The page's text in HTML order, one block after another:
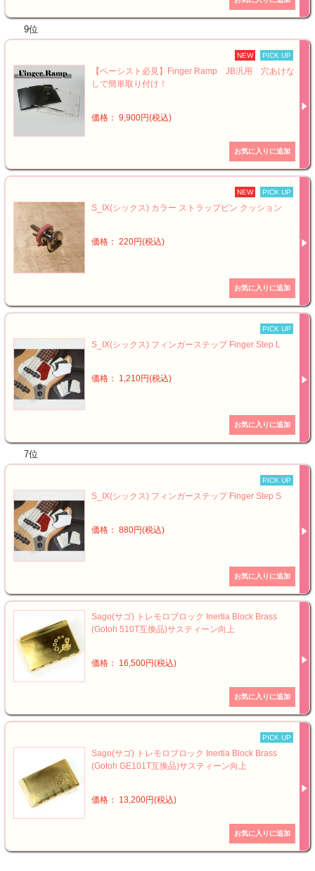
9位
NEW PICK UP
【ベーシスト必見】Finger Ramp JB汎用 穴あけな
しで簡単取り付け！
価格： 9,900円(税込)
NEW PICK UP
S_IX(シックス) カラー ストラップピン クッション
価格： 220円(税込)
PICK UP
S_IX(シックス) フィンガーステップ Finger Step L
価格： 1,210円(税込)
7位
PICK UP
S_IX(シックス) フィンガーステップ Finger Step S
価格： 880円(税込)
Sago(サゴ) トレモロブロック Inertia Block Brass
(Gotoh 510T互換品)サスティーン向上
価格： 16,500円(税込)
PICK UP
Sago(サゴ) トレモロブロック Inertia Block Brass
(Gotoh GE101T互換品)サスティーン向上
価格： 13,200円(税込)